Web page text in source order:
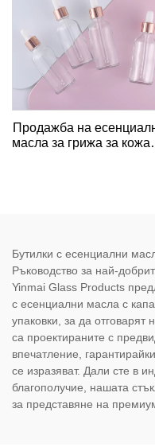
Продажба на
масла за грижа за
Бутилки с есенциални
Ръководство за най-
Yinmai Glass Products
с есенциални масла с
упаковки, за да
са проектираните с
впечатление,
се изразяват. Дали сте в
благополучие, нашата
за представяне на